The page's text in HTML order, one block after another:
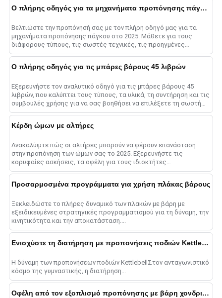
Ο πλήρης οδηγός για τα μηχανήματα προπόνησης πάγκου το 2025
Βελτιώστε την προπόνησή σας με τον πλήρη οδηγό μας για τα
μηχανήματα προπόνησης πάγκου στο 2025. Μάθετε για τους
διάφορους τύπους, τις σωστές τεχνικές, τις προηγμένες
μεθόδους και το ......
Ο πλήρης οδηγός για τις μπάρες βάρους 45 λιβρών
Εξερευνήστε τον αναλυτικό οδηγό για τις μπάρες βάρους 45
λιβρών, που καλύπτει τους τύπους, τα υλικά, τη συντήρηση και τις
συμβουλές χρήσης για να σας βοηθήσει να επιλέξετε τη σωστή
μπάρα για μεγιστοποίηση......
Κέρδη ώμων με αλτήρες
Ανακαλύψτε πώς οι αλτήρες μπορούν να φέρουν επανάσταση
στην προπόνηση των ώμων σας το 2025. Εξερευνήστε τις
κορυφαίες ασκήσεις, τα οφέλη για τους ιδιοκτήτες
γυμναστηρίων και συμβουλές για τη μεγιστοποίηση σας......
Προσαρμοσμένα προγράμματα για χρήση πλάκας βάρους
Ξεκλειδώστε το πλήρες δυναμικό των πλακών με βάρη με
εξειδικευμένες στρατηγικές προγραμματισμού για τη δύναμη, την
κινητικότητα και την αποκατάσταση....
Ενισχύστε τη διατήρηση με προπονήσεις ποδιών Kettlebell
Η δύναμη των προπονήσεων ποδιών KettlebellΣτον ανταγωνιστικό
κόσμο της γυμναστικής, η διατήρηση...
Οφέλη από τον εξοπλισμό προπόνησης με βάρη χονδρικής